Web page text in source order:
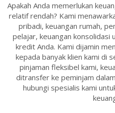
Apakah Anda memerlukan
relatif rendah? Kami
pribadi, keuangan rumah,
pelajar, keuangan konsolidasi
kredit Anda. Kami dijamin
kepada banyak klien kami di
pinjaman fleksibel kami,
ditransfer ke peminjam
hubungi spesialis kami